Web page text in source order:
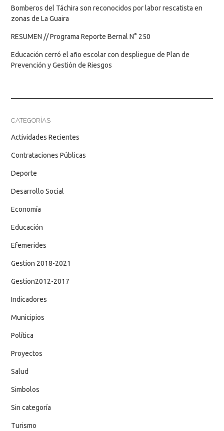
Bomberos del Táchira son reconocidos por labor rescatista en
zonas de La Guaira
RESUMEN // Programa Reporte Bernal N° 250
Educación cerró el año escolar con despliegue de Plan de
Prevención y Gestión de Riesgos
CATEGORÍAS
Actividades Recientes
Contrataciones Públicas
Deporte
Desarrollo Social
Economía
Educación
Efemerides
Gestion 2018-2021
Gestion2012-2017
Indicadores
Municipios
Política
Proyectos
Salud
Simbolos
Sin categoría
Turismo